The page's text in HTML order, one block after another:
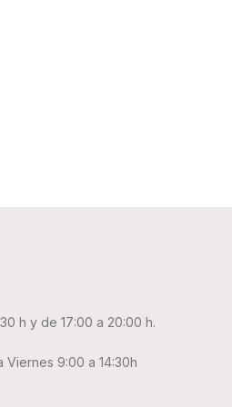
h y de 17:00 a 20:00 h.
Viernes 9:00 a 14:30h